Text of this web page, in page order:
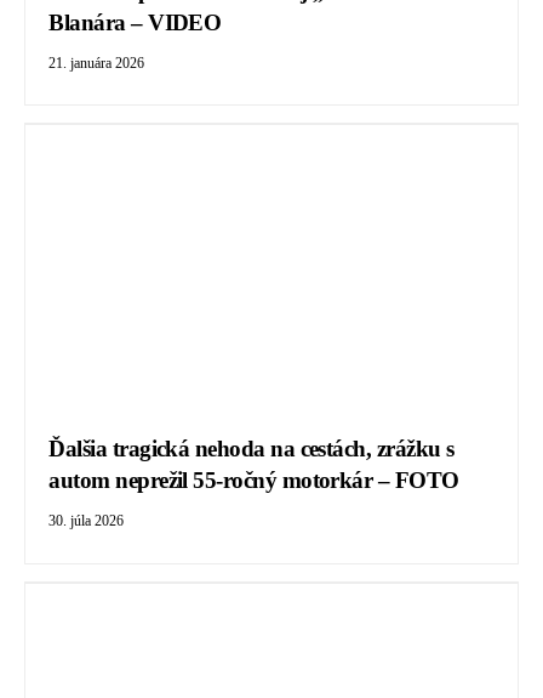
Blanára – VIDEO
21. januára 2026
Ďalšia tragická nehoda na cestách, zrážku s
autom neprežil 55-ročný motorkár – FOTO
30. júla 2026